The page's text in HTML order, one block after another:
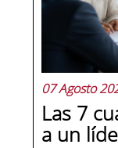
07 Agosto
Las 7
a un